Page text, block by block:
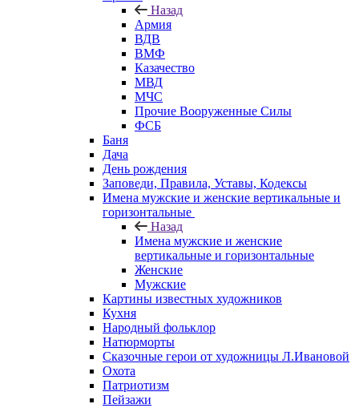
Назад
Армия
ВДВ
ВМФ
Казачество
МВД
МЧС
Прочие Вооруженные Силы
ФСБ
Баня
Дача
День рождения
Заповеди, Правила, Уставы, Кодексы
Имена мужские и женские вертикальные и
горизонтальные
Назад
Имена мужские и женские
вертикальные и горизонтальные
Женские
Мужские
Картины известных художников
Кухня
Народный фольклор
Натюрморты
Сказочные герои от художницы Л.Ивановой
Охота
Патриотизм
Пейзажи